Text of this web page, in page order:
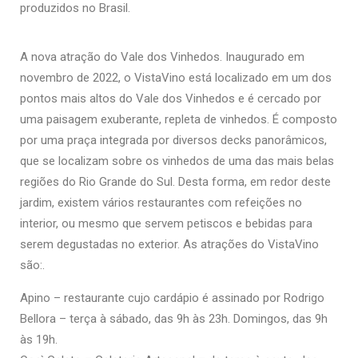
produzidos no Brasil.
A nova atração do Vale dos Vinhedos. Inaugurado em
novembro de 2022, o VistaVino está localizado em um dos
pontos mais altos do Vale dos Vinhedos e é cercado por
uma paisagem exuberante, repleta de vinhedos. É composto
por uma praça integrada por diversos decks panorâmicos,
que se localizam sobre os vinhedos de uma das mais belas
regiões do Rio Grande do Sul. Desta forma, em redor deste
jardim, existem vários restaurantes com refeições no
interior, ou mesmo que servem petiscos e bebidas para
serem degustadas no exterior. As atrações do VistaVino
são:.
Apino – restaurante cujo cardápio é assinado por Rodrigo
Bellora – terça à sábado, das 9h às 23h. Domingos, das 9h
às 19h.